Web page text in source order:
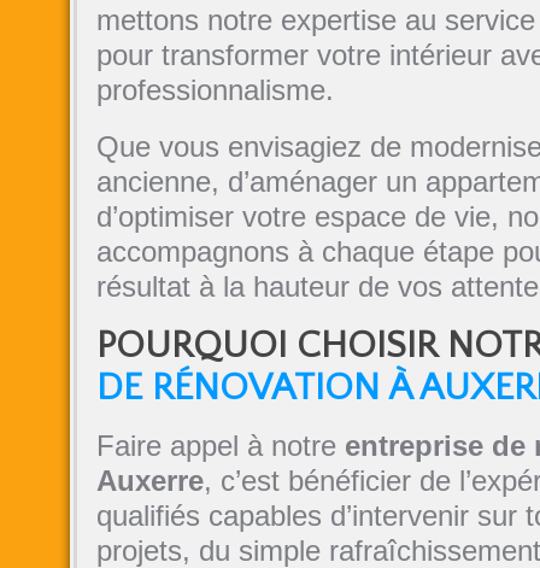
mettons notre expertise au
pour transformer votre intérieur
professionnalisme.
Que vous envisagiez de
ancienne, d’aménager un
d’optimiser votre espace de vie,
accompagnons à chaque étape
résultat à la hauteur de vos
POURQUOI CHOISIR
DE RÉNOVATION À
Faire appel à notre entreprise de
Auxerre, c’est bénéficier de
qualifiés capables d’intervenir sur
projets, du simple